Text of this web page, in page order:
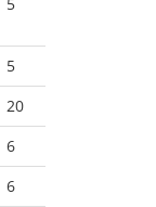
5
20
6
6